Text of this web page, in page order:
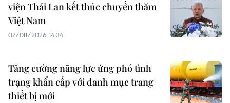
viện Thái Lan kết thúc chuyến thăm
Việt Nam
07/08/2026 14:34
Tăng cường năng lực ứng phó tình
trạng khẩn cấp với danh mục trang
thiết bị mới